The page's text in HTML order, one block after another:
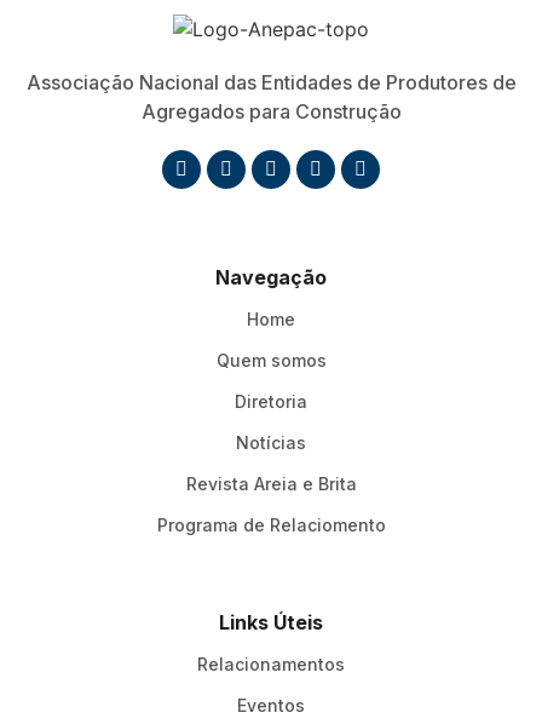
Associação Nacional das Entidades de Produtores de
Agregados para Construção
Navegação
Home
Quem somos
Diretoria
Notícias
Revista Areia e Brita
Programa de Relaciomento
Links Úteis
Relacionamentos
Eventos